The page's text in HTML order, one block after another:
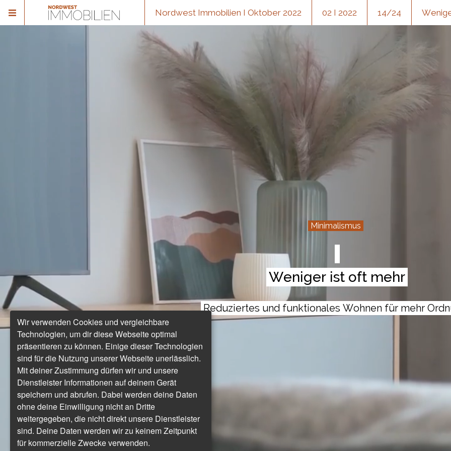
Nordwest Immobilien I Oktober 2022 02 I 2022 14/24
Minimalismus
Weniger ist oft mehr
Reduziertes und funktionales Wohnen für mehr
Wir verwenden Cookies und vergleichbare
Technologien, um dir diese Webseite optimal
präsentieren zu können. Einige dieser Technologien
sind für die Nutzung unserer Webseite unerlässlich.
Mit deiner Zustimmung dürfen wir und unsere
Dienstleister Informationen auf deinem Gerät
speichern und abrufen. Dabei werden deine Daten
ohne deine Einwilligung nicht an Dritte
weitergegeben, die nicht direkt unsere Dienstleister
sind. Deine Daten werden wir zu keinem Zeitpunkt
für kommerzielle Zwecke verwenden.